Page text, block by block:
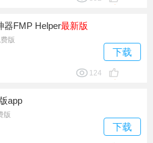
器FMP Helper最新版
版
下载
124
app
版
下载